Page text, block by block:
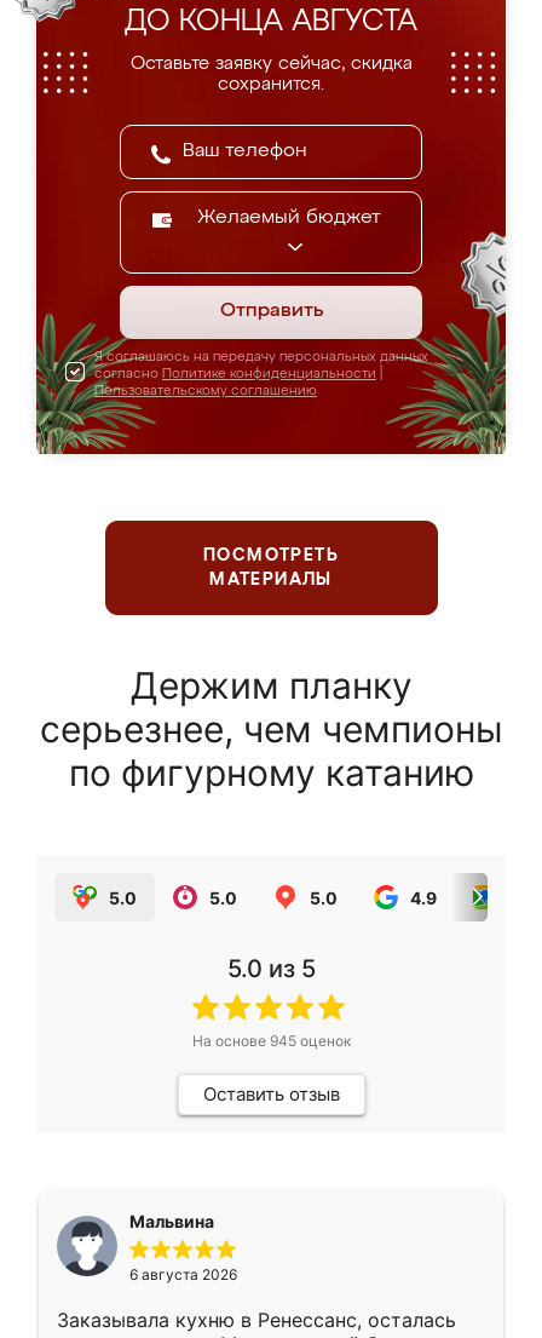
ДО КОНЦА АВГУСТА
Оставьте заявку сейчас, скидка
сохранится.
Желаемый бюджет
Отправить
Я соглашаюсь на передачу персональных данных
согласно Политике конфиденциальности
Пользовательскому соглашению
ПОСМОТРЕТЬ
МАТЕРИАЛЫ
Держим планку
серьезнее, чем чемпионы
по фигурному катанию
5.0 5.0 5.0 4.9
5.0 из 5
На основе 945оценок
Оставить отзыв
Мальвина
6 августа 2026
Заказывала кухню в Ренессанс, осталась